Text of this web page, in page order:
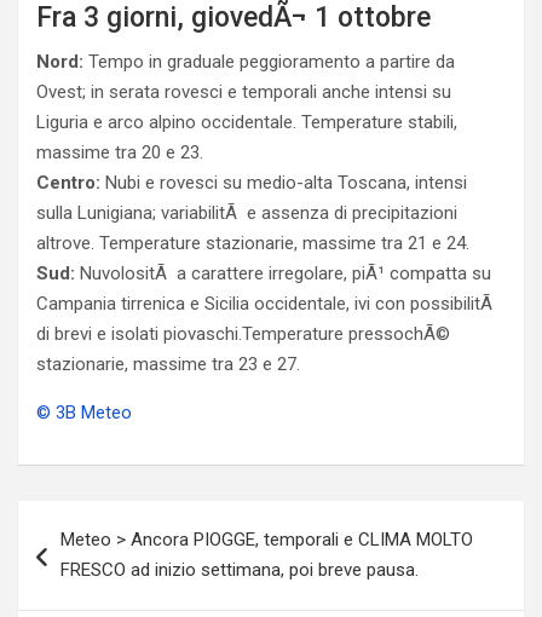
Fra 3 giorni, giovedÃ¬ 1 ottobre
Nord: Tempo in graduale peggioramento a partire da
Ovest; in serata rovesci e temporali anche intensi su
Liguria e arco alpino occidentale. Temperature stabili,
massime tra 20 e 23.
Centro: Nubi e rovesci su medio-alta Toscana, intensi
sulla Lunigiana; variabilitÃ e assenza di precipitazioni
altrove. Temperature stazionarie, massime tra 21 e 24.
Sud: NuvolositÃ a carattere irregolare, piÃ¹ compatta su
Campania tirrenica e Sicilia occidentale, ivi con possibilitÃ
di brevi e isolati piovaschi.Temperature pressochÃ©
stazionarie, massime tra 23 e 27.
© 3B Meteo
articoli
Meteo > Ancora PIOGGE, temporali e CLIMA MOLTO
FRESCO ad inizio settimana, poi breve pausa.